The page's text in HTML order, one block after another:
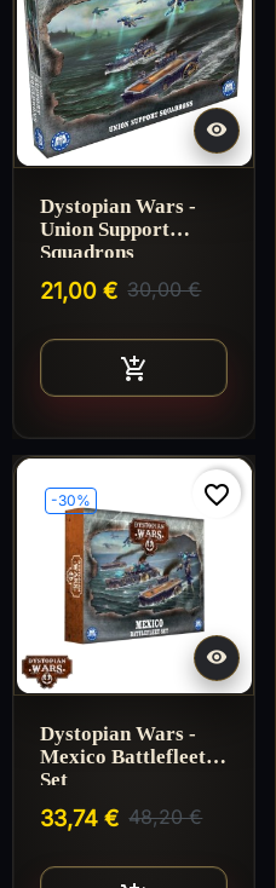

Dystopian Wars -
Union Support
Squadrons
21,00 € 30,00 €

-30%

favorite_border
Dystopian Wars -
Mexico Battlefleet
Set
33,74 € 48,20 €